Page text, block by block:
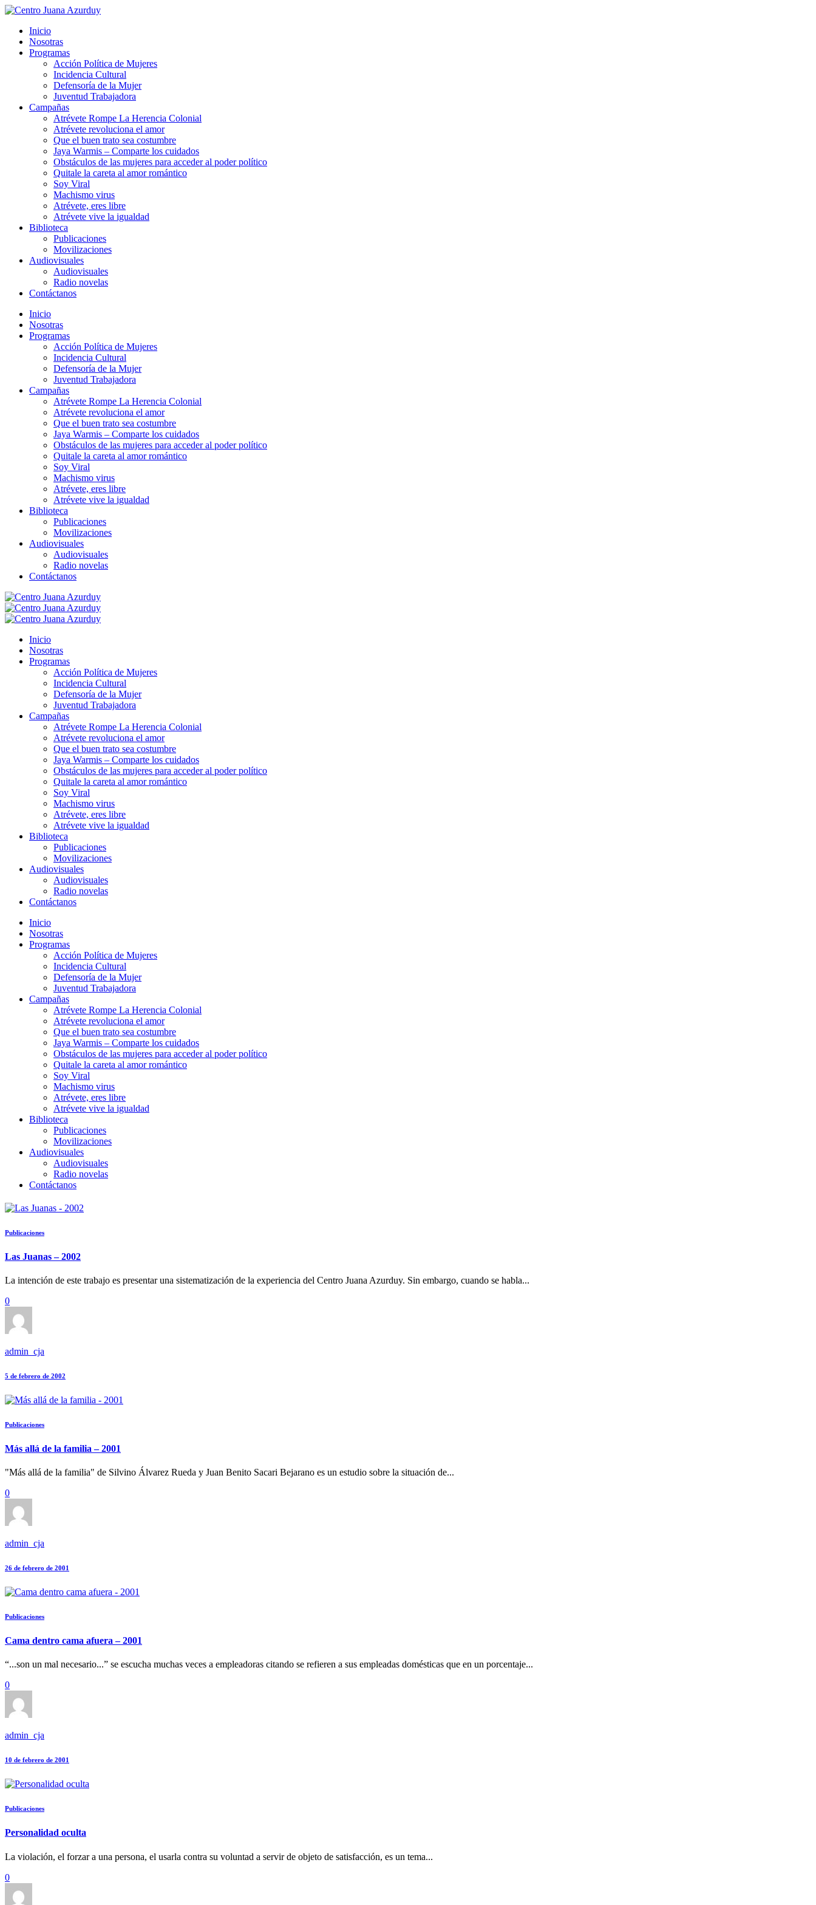
Inicio
Nosotras
Programas
Acción Política de Mujeres
Incidencia Cultural
Defensoría de la Mujer
Juventud Trabajadora
Campañas
Atrévete Rompe La Herencia Colonial
Atrévete revoluciona el amor
Que el buen trato sea costumbre
Jaya Warmis – Comparte los cuidados
Obstáculos de las mujeres para acceder al poder político
Quitale la careta al amor romántico
Soy Viral
Machismo virus
Atrévete, eres libre
Atrévete vive la igualdad
Biblioteca
Publicaciones
Movilizaciones
Audiovisuales
Audiovisuales
Radio novelas
Contáctanos
Inicio
Nosotras
Programas
Acción Política de Mujeres
Incidencia Cultural
Defensoría de la Mujer
Juventud Trabajadora
Campañas
Atrévete Rompe La Herencia Colonial
Atrévete revoluciona el amor
Que el buen trato sea costumbre
Jaya Warmis – Comparte los cuidados
Obstáculos de las mujeres para acceder al poder político
Quitale la careta al amor romántico
Soy Viral
Machismo virus
Atrévete, eres libre
Atrévete vive la igualdad
Biblioteca
Publicaciones
Movilizaciones
Audiovisuales
Audiovisuales
Radio novelas
Contáctanos
Inicio
Nosotras
Programas
Acción Política de Mujeres
Incidencia Cultural
Defensoría de la Mujer
Juventud Trabajadora
Campañas
Atrévete Rompe La Herencia Colonial
Atrévete revoluciona el amor
Que el buen trato sea costumbre
Jaya Warmis – Comparte los cuidados
Obstáculos de las mujeres para acceder al poder político
Quitale la careta al amor romántico
Soy Viral
Machismo virus
Atrévete, eres libre
Atrévete vive la igualdad
Biblioteca
Publicaciones
Movilizaciones
Audiovisuales
Audiovisuales
Radio novelas
Contáctanos
Inicio
Nosotras
Programas
Acción Política de Mujeres
Incidencia Cultural
Defensoría de la Mujer
Juventud Trabajadora
Campañas
Atrévete Rompe La Herencia Colonial
Atrévete revoluciona el amor
Que el buen trato sea costumbre
Jaya Warmis – Comparte los cuidados
Obstáculos de las mujeres para acceder al poder político
Quitale la careta al amor romántico
Soy Viral
Machismo virus
Atrévete, eres libre
Atrévete vive la igualdad
Biblioteca
Publicaciones
Movilizaciones
Audiovisuales
Audiovisuales
Radio novelas
Contáctanos
Publicaciones
Las Juanas – 2002
La intención de este trabajo es presentar una sistematización de la experiencia del Centro Juana Azurduy. Sin embargo, cuando se habla...
0
admin_cja
5 de febrero de 2002
Publicaciones
Más allá de la familia – 2001
"Más allá de la familia" de Silvino Álvarez Rueda y Juan Benito Sacari Bejarano es un estudio sobre la situación de...
0
admin_cja
26 de febrero de 2001
Publicaciones
Cama dentro cama afuera – 2001
“...son un mal necesario...” se escucha muchas veces a empleadoras citando se refieren a sus empleadas domésticas que en un porcentaje...
0
admin_cja
10 de febrero de 2001
Publicaciones
Personalidad oculta
La violación, el forzar a una persona, el usarla contra su voluntad a servir de objeto de satisfacción, es un tema...
0